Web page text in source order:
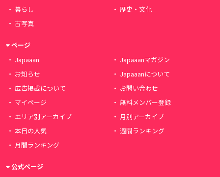
暮らし
歴史・文化
古写真
ページ
Japaaan
Japaaanマガジン
お知らせ
Japaaanについて
広告掲載について
お問い合わせ
マイページ
無料メンバー登録
エリア別アーカイブ
月別アーカイブ
本日の人気
週間ランキング
月間ランキング
公式ページ